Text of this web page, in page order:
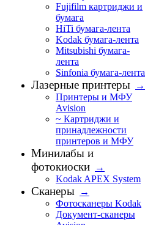
Fujifilm картриджи и
бумага
HiTi бумага-лента
Kodak бумага-лента
Mitsubishi бумага-
лента
Sinfonia бумага-лента
Лазерные принтеры
→
Принтеры и МФУ
Avision
~ Картриджи и
принадлежности
принтеров и МФУ
Минилабы и
фотокиоски
→
Kodak APEX System
Сканеры
→
Фотосканеры Kodak
Документ-сканеры